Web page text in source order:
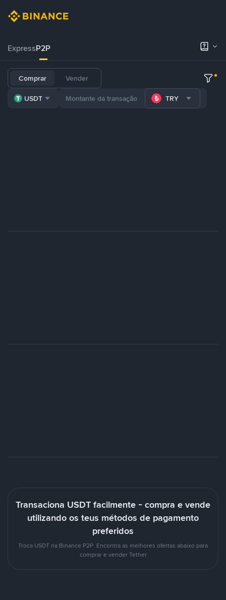
ExpressP2P
Comprar Vender
USDT TRY
Transaciona USDT facilmente - compra e vende
utilizando os teus métodos de pagamento
preferidos
Troca USDT na Binance P2P. Encontra as melhores ofertas abaixo para
comprar e vender Tether